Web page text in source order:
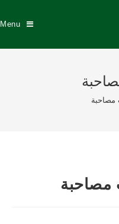
Menu
مصاحبة
مصاحبة